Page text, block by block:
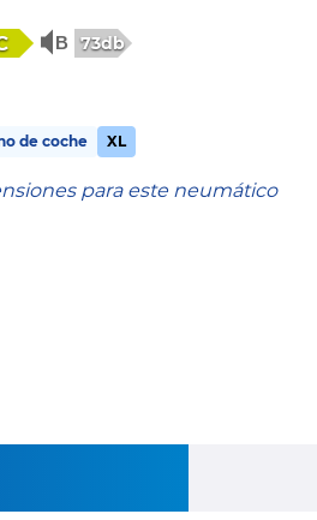
73db
de coche XL
para este neumático